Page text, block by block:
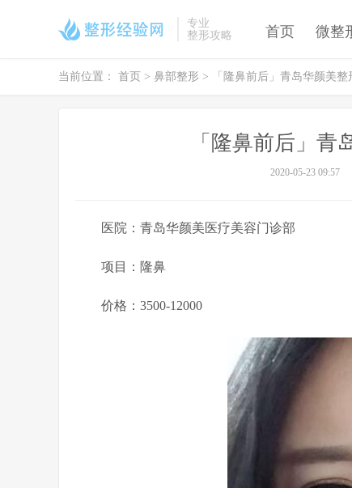
专业
整形攻略
首页 微整
当前位置： 首页 > 鼻部整形 > 「隆鼻前后」青岛华颜美整
「隆鼻前后」青
2020-05-23 09:57
医院：青岛华颜美医疗美容门诊部
项目：隆鼻
价格：3500-12000